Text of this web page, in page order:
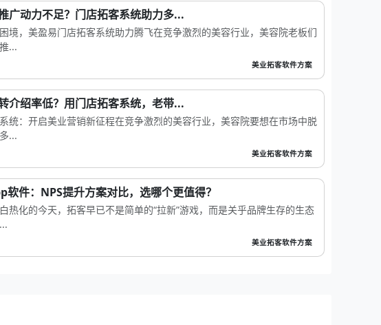
广动力不足？门店拓客系统助力多...
境，美盈易门店拓客系统助力腾飞在竞争激烈的美容行业，美容院老板们
...
美业拓客软件方案
介绍率低？用门店拓客系统，老带...
统：开启美业营销新征程在竞争激烈的美容行业，美容院要想在市场中脱
...
美业拓客软件方案
软件：NPS提升方案对比，选哪个更值得？
热化的今天，拓客早已不是简单的“拉新”游戏，而是关乎品牌生存的生态
美业拓客软件方案